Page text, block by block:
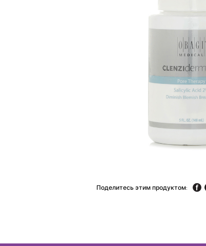
Поделитесь этим продуктом: